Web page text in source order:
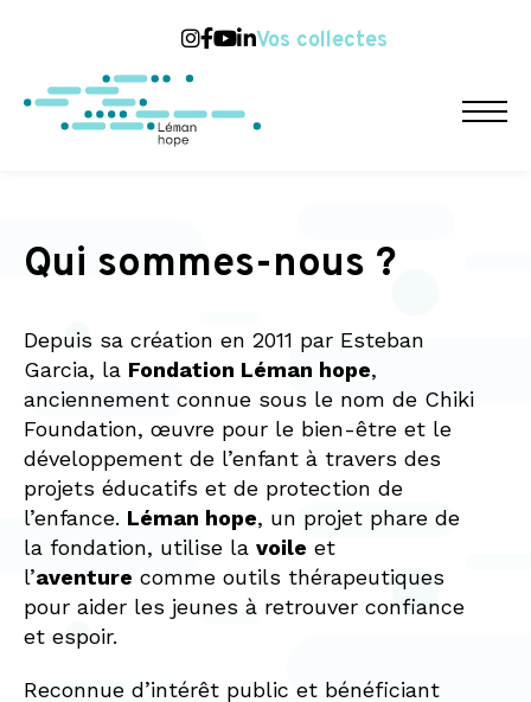
Vos collectes
Qui sommes-nous ?
Depuis sa création en 2011 par Esteban
Garcia, la Fondation Léman hope,
anciennement connue sous le nom de Chiki
Foundation, œuvre pour le bien-être et le
développement de l’enfant à travers des
projets éducatifs et de protection de
l’enfance. Léman hope, un projet phare de
la fondation, utilise la voile et
l’aventure comme outils thérapeutiques
pour aider les jeunes à retrouver confiance
et espoir.
Reconnue d’intérêt public et bénéficiant